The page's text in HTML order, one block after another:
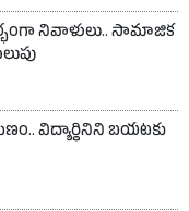
నివాళులు.. సామాజిక
విద్యార్థినిని బయటకు